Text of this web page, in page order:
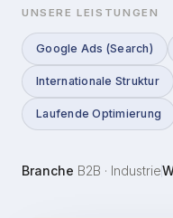
UNSERE LEISTUNGEN
Google Ads (Search)
Internationale Struktur
Laufende Optimierung
Branche B2B · Industrie